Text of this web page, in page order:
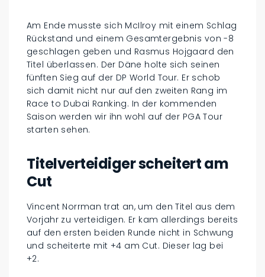
Am Ende musste sich McIlroy mit einem Schlag
Rückstand und einem Gesamtergebnis von -8
geschlagen geben und Rasmus Hojgaard den
Titel überlassen. Der Däne holte sich seinen
fünften Sieg auf der DP World Tour. Er schob
sich damit nicht nur auf den zweiten Rang im
Race to Dubai Ranking. In der kommenden
Saison werden wir ihn wohl auf der PGA Tour
starten sehen.
Titelverteidiger scheitert am
Cut
Vincent Norrman trat an, um den Titel aus dem
Vorjahr zu verteidigen. Er kam allerdings bereits
auf den ersten beiden Runde nicht in Schwung
und scheiterte mit +4 am Cut. Dieser lag bei
+2.